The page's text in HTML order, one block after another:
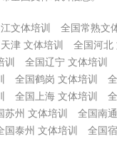
文体培训
全国常熟文
津 文体培训
全国河北
全国辽宁 文体培训
全国鹤岗 文体培训
全国上海 文体培训
苏州 文体培训
全国南
国泰州 文体培训
全国